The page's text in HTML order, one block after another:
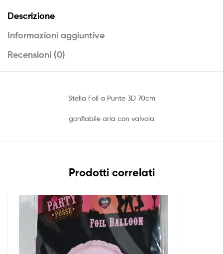
Descrizione
Informazioni aggiuntive
Recensioni (0)
Stella Foil a Punte 3D 70cm
gonfiabile aria con valvola
Prodotti correlati